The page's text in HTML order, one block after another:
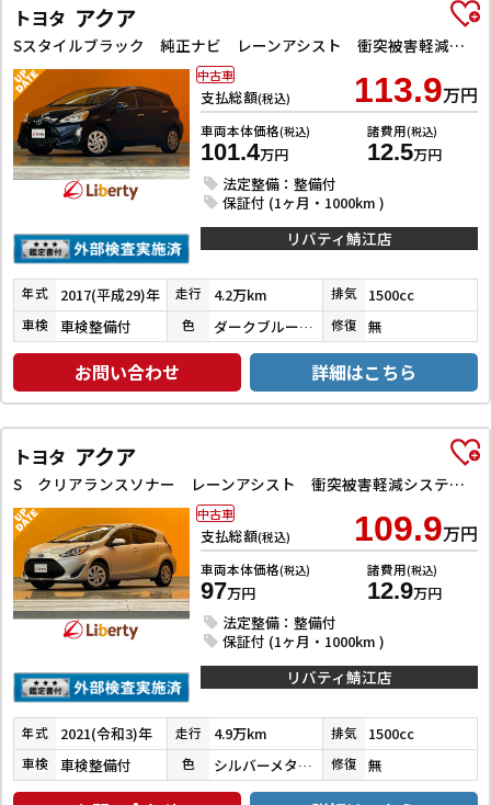
トヨタ アクア
Sスタイルブラック 純正ナビ レーンアシスト 衝突被害軽減システム オートマチックハイビーム オートライト スマートキー 電動格納ミラー CVT 衝突安全ボディ ABS ESC ミュージックプレイヤー接続可 エアコン
支払総額(税込) 113.9万円
車両本体価格(税込)
101.4万円
諸費用(税込)
12.5万円
法定整備：整備付
保証付 (1ヶ月・1000km )
中古車
リバティ鯖江店
年式 2017(平成29)年 走行 4.2万km 排気 1500cc
車検 車検整備付 色 ダークブルーマイカ 修復 無
お問い合わせ 詳細はこちら
トヨタ アクア
S クリアランスソナー レーンアシスト 衝突被害軽減システム オートマチックハイビーム キーレスエントリー 電動格納ミラー CVT 盗難防止システム 衝突安全ボディ ABS ESC
支払総額(税込) 109.9万円
車両本体価格(税込)
97万円
諸費用(税込)
12.9万円
法定整備：整備付
保証付 (1ヶ月・1000km )
中古車
リバティ鯖江店
年式 2021(令和3)年 走行 4.9万km 排気 1500cc
車検 車検整備付 色 シルバーメタリック 修復 無